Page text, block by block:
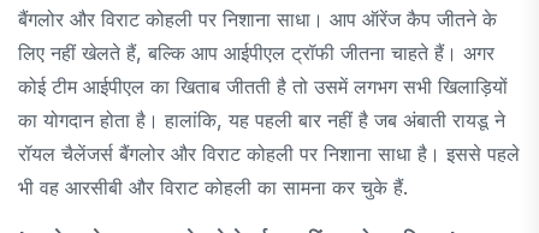
बैंगलोर और विराट कोहली पर निशाना साधा। आप ऑरेंज कैप जीतने के
लिए नहीं खेलते हैं, बल्कि आप आईपीएल ट्रॉफी जीतना चाहते हैं। अगर
कोई टीम आईपीएल का खिताब जीतती है तो उसमें लगभग सभी खिलाड़ियों
का योगदान होता है। हालांकि, यह पहली बार नहीं है जब अंबाती रायडू ने
रॉयल चैलेंजर्स बैंगलोर और विराट कोहली पर निशाना साधा है। इससे पहले
भी वह आरसीबी और विराट कोहली का सामना कर चुके हैं.